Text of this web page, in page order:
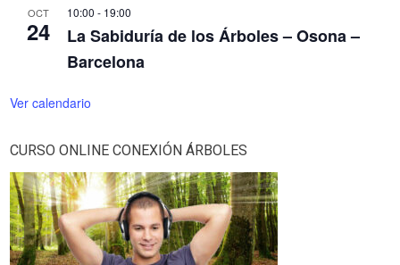
OCT
24
10:00 - 19:00
La Sabiduría de los Árboles – Osona –
Barcelona
Ver calendario
CURSO ONLINE CONEXIÓN ÁRBOLES